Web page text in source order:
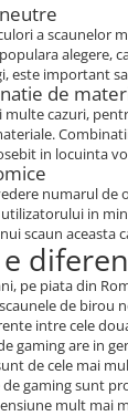
a scaunelor
alegere,
este important
de
multe cazuri,
in locuinta
numarul de
in
scaun
e
pe piata din
de birou
intre cele
gaming are in
de cele mai
de gaming sunt
mult mai